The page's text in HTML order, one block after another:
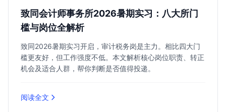
致同会计师事务所2026暑期实习：八大所门
槛与岗位全解析
致同2026暑期实习开启，审计税务岗是主力。相比四大门
槛更友好，但工作强度不低。本文解析核心岗位职责、转正
机会及适合人群，帮你判断是否值得投递。
阅读全文